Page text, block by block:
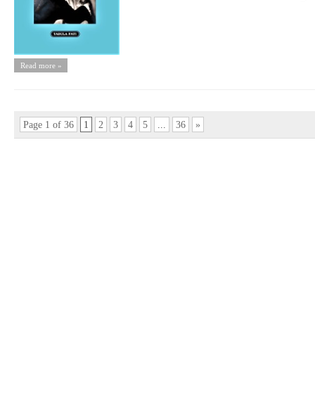
Read more »
Page 1 of 36 1 2 3 4 5 ... 36 »